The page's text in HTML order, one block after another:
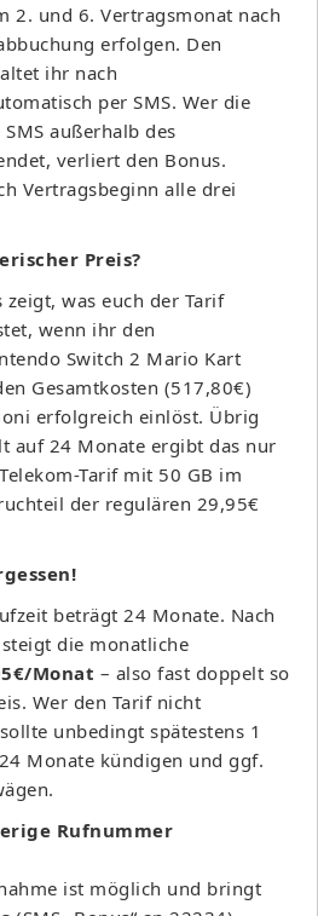
2. und 6. Vertragsmonat nach
erfolgen. Den
ihr nach
per SMS. Wer die
außerhalb des
verliert den Bonus.
Vertragsbeginn alle drei
Preis?
zeigt, was euch der Tarif
wenn ihr den
Switch 2 Mario Kart
Gesamtkosten (517,80€)
erfolgreich einlöst. Übrig
auf 24 Monate ergibt das nur
Tarif mit 50 GB im
der regulären 29,95€
beträgt 24 Monate. Nach
die monatliche
Monat – also fast doppelt so
Wer den Tarif nicht
unbedingt spätestens 1
Monate kündigen und ggf.
Rufnummer
ist möglich und bringt